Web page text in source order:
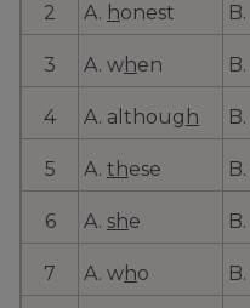
2 A. honest
3 A. when
4 A. althoug h B.
5 A. these B.
6 A. she B.
7 A. who